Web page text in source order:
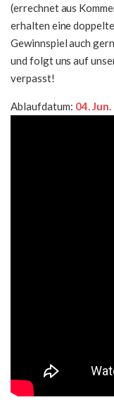
(errechnet aus
erhalten eine
Gewinnspiel auch
und folgt uns auf
verpasst!
Ablaufdatum: 04.